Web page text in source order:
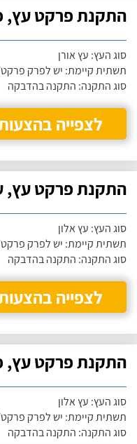
התקנת פרקט עץ,
סוג העץ: עץ אורן
תשתית קיימת: יש לפרק
סוג התקנה: התקנה בהדבקה
לצפייה
התקנת פרקט עץ,
סוג העץ: עץ אלון
תשתית קיימת: יש לפרק
סוג התקנה: התקנה בהדבקה
לצפייה
התקנת פרקט עץ,
סוג העץ: עץ אלון
תשתית קיימת: יש לפרק
סוג התקנה: התקנה בהדבקה